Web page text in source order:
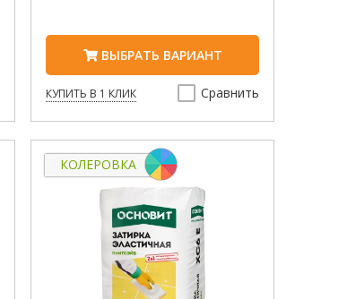
ВЫБРАТЬ ВАРИАНТ
КУПИТЬ В 1 КЛИК Сравнить
КОЛЕРОВКА